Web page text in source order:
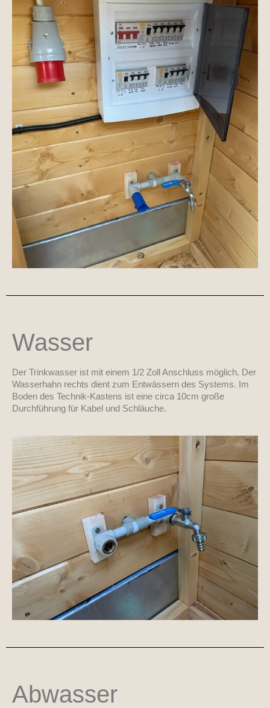
Wasser
Der Trinkwasser ist mit einem 1/2 Zoll Anschluss möglich. Der
Wasserhahn rechts dient zum Entwässern des Systems. Im
Boden des Technik-Kastens ist eine circa 10cm große
Durchführung für Kabel und Schläuche.
Abwasser